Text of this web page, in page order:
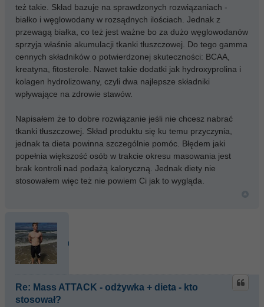
też takie. Skład bazuje na sprawdzonych rozwiązaniach -
białko i węglowodany w rozsądnych ilościach. Jednak z
przewagą białka, co też jest ważne bo za dużo węglowodanów
sprzyja właśnie akumulacji tkanki tłuszczowej. Do tego gamma
cennych składników o potwierdzonej skuteczności: BCAA,
kreatyna, fitosterole. Nawet takie dodatki jak hydroxyprolina i
kolagen hydrolizowany, czyli dwa najlepsze składniki
wpływające na zdrowie stawów.
Napisałem że to dobre rozwiązanie jeśli nie chcesz nabrać
tkanki tłuszczowej. Skład produktu się ku temu przyczynia,
jednak ta dieta powinna szczególnie pomóc. Błędem jaki
popełnia większość osób w trakcie okresu masowania jest
brak kontroli nad podażą kaloryczną. Jednak diety nie
stosowałem więc też nie powiem Ci jak to wygląda.
nosleep
Re: Mass ATTACK - odżywka + dieta - kto
stosował?